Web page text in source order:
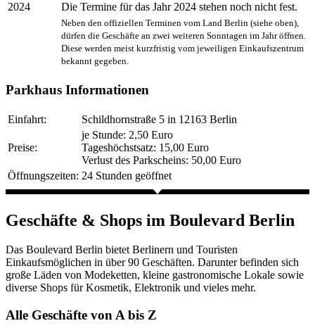
2024 Die Termine für das Jahr 2024 stehen noch nicht fest.
Neben den offiziellen Terminen vom Land Berlin (siehe oben),
dürfen die Geschäfte an zwei weiteren Sonntagen im Jahr öffnen.
Diese werden meist kurzfristig vom jeweiligen Einkaufszentrum
bekannt gegeben.
Parkhaus Informationen
Einfahrt: Schildhornstraße 5 in 12163 Berlin
Preise:
je Stunde: 2,50 Euro
Tageshöchstsatz: 15,00 Euro
Verlust des Parkscheins: 50,00 Euro
Öffnungszeiten: 24 Stunden geöffnet
Geschäfte & Shops im Boulevard Berlin
Das Boulevard Berlin bietet Berlinern und Touristen
Einkaufsmöglichen in über 90 Geschäften. Darunter befinden sich
große Läden von Modeketten, kleine gastronomische Lokale sowie
diverse Shops für Kosmetik, Elektronik und vieles mehr.
Alle Geschäfte von A bis Z